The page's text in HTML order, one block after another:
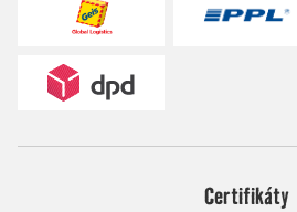
Certifikáty